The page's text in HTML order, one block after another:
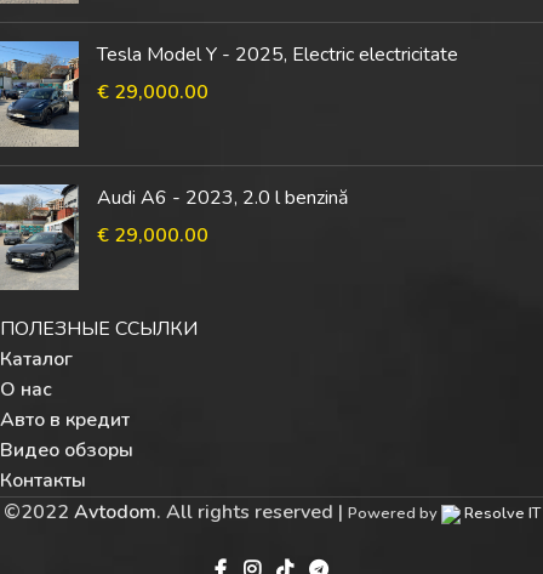
Tesla Model Y - 2025, Electric electricitate
€ 29,000.00
Audi A6 - 2023, 2.0 l benzină
€ 29,000.00
ПОЛЕЗНЫЕ ССЫЛКИ
Каталог
О нас
Авто в кредит
Видео обзоры
Контакты
©2022 Avtodom. All rights reserved | Powered by Resolve IT